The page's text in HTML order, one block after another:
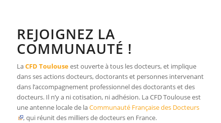
REJOIGNEZ LA
COMMUNAUTÉ !
LaCFD Toulouseest ouverte à tous les docteurs, et implique
dans ses actions docteurs, doctorants et personnes intervenant
dans l’accompagnement professionnel des doctorants et des
docteurs. Il n’y a ni cotisation, ni adhésion. La CFD Toulouse est
une antenne locale de laCommunauté Française des Docteurs
, qui réunit des milliers de docteurs en France.